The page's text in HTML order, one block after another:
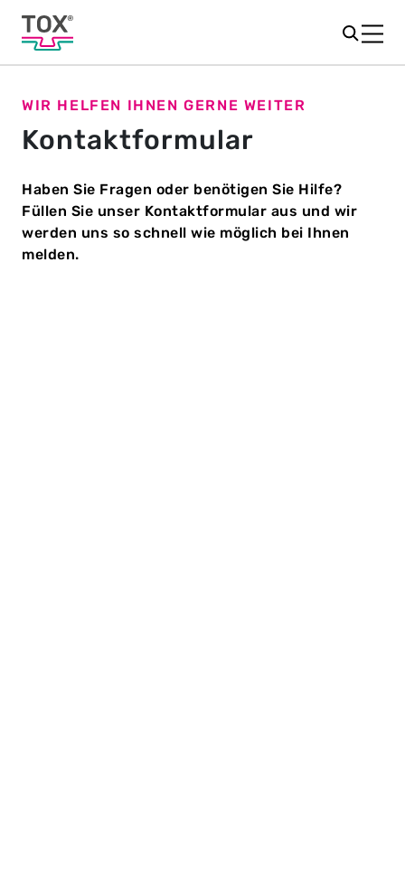
Kontaktformular
WIR HELFEN IHNEN GERNE WEITER
Haben Sie Fragen oder benötigen Sie Hilfe?
Füllen Sie unser Kontaktformular aus und wir
werden uns so schnell wie möglich bei Ihnen
melden.